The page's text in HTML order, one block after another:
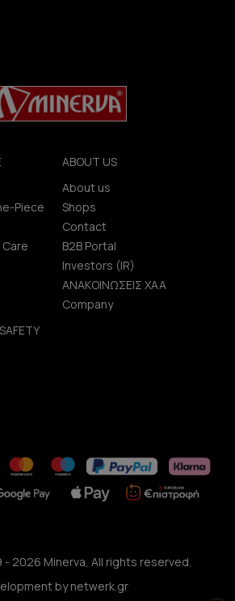
Piece
ABOUT US
About us
Shops
Contact
B2B Portal
Investors (IR)
ΑΝΑΚΟΙΝΩΣΕΙΣ ΧΑΑ
Company
2026 Minerva, All rights reserved.
bynetwerk.gr